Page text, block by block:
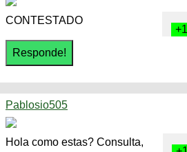
CONTESTADO
Pablosio505
Hola como estas? Consulta,